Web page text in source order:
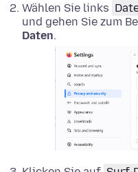
Wählen Sie links
und gehen Sie zum
Daten.